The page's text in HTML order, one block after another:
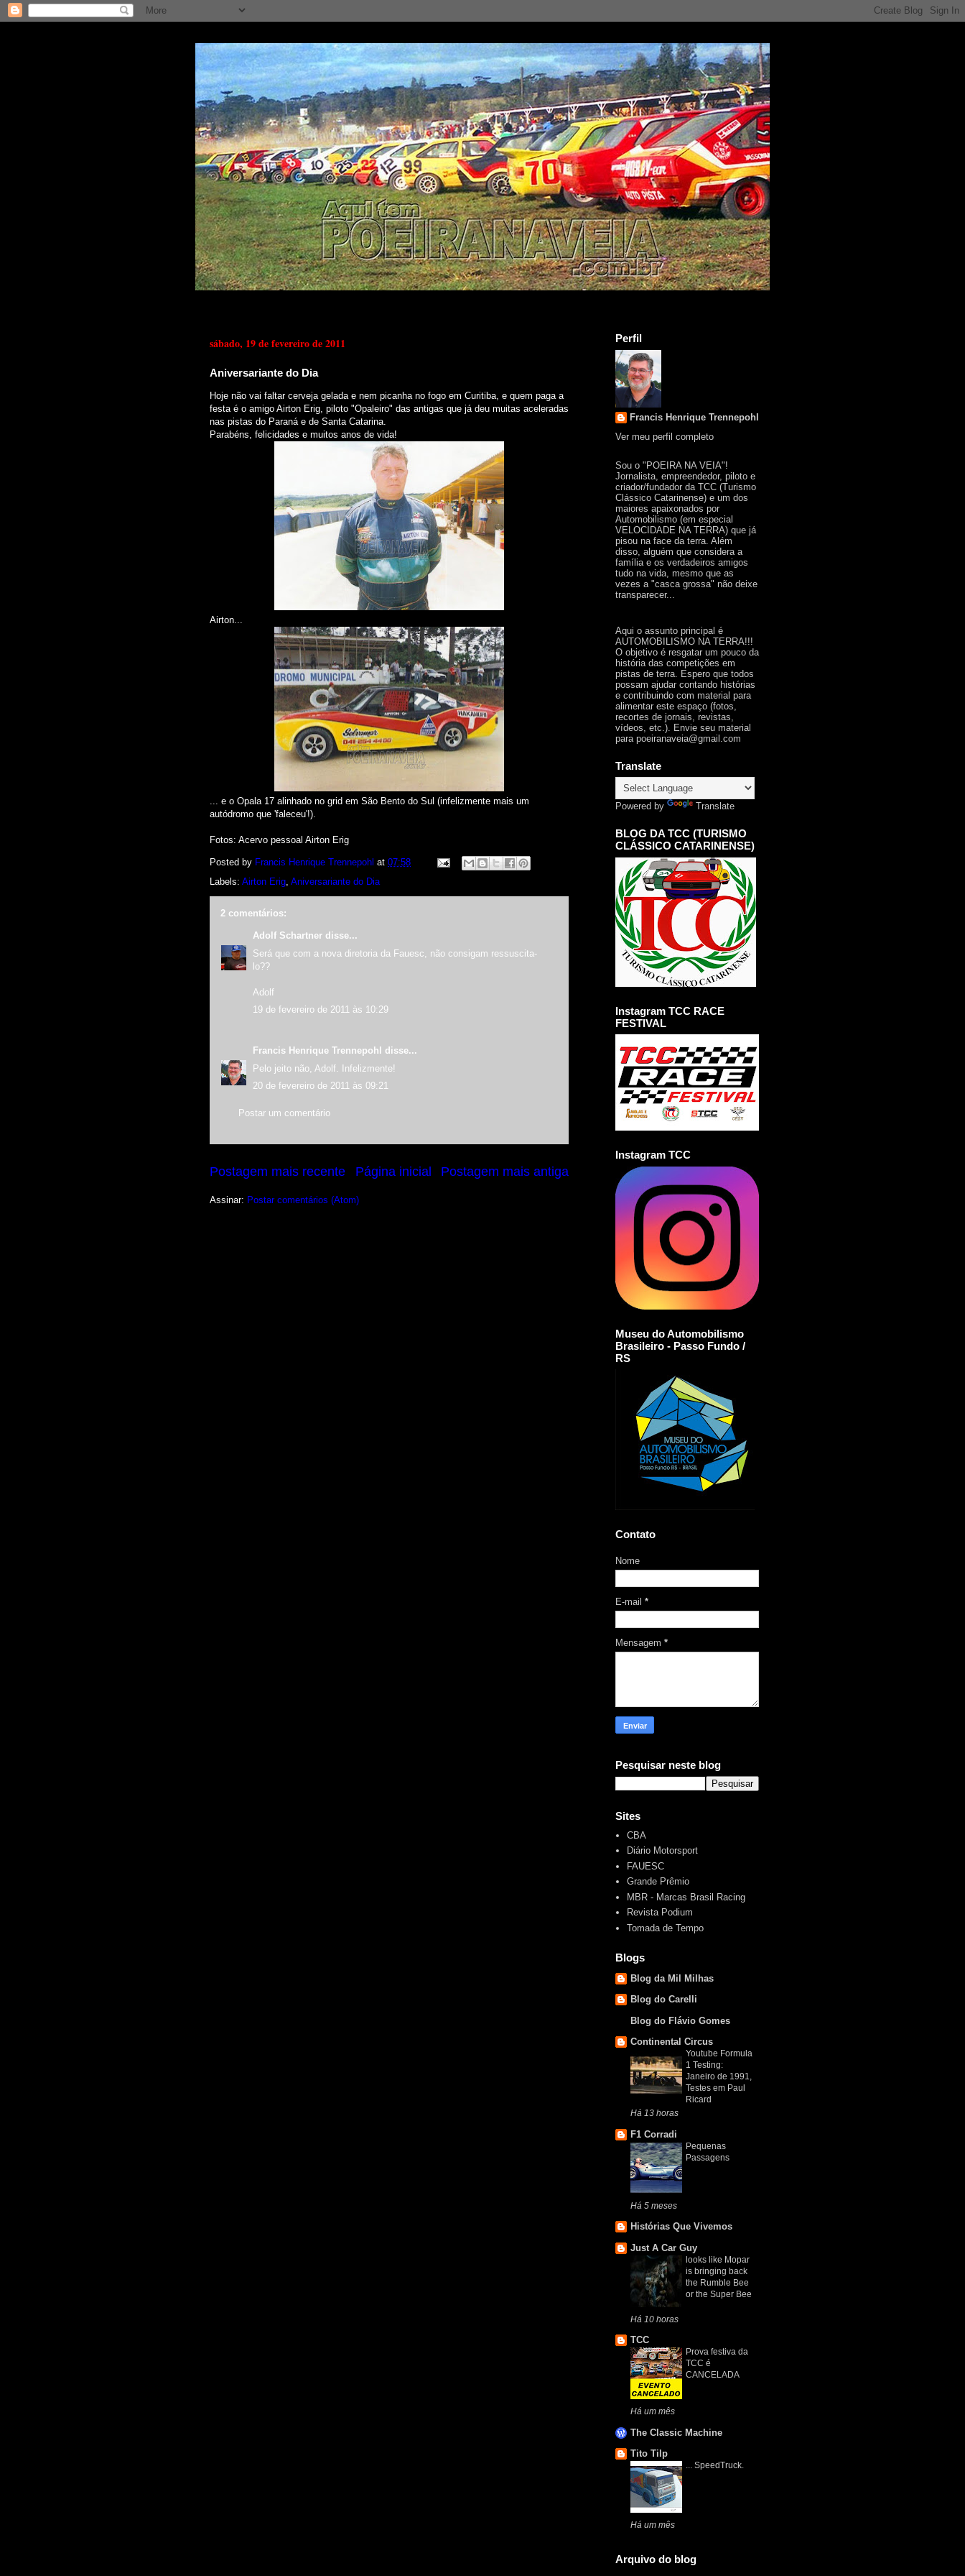
sábado, 19 de fevereiro de 2011
Aniversariante do Dia
Hoje não vai faltar cerveja gelada e nem picanha no fogo em Curitiba, e quem paga a
festa é o amigo Airton Erig, piloto "Opaleiro" das antigas que já deu muitas aceleradas
nas pistas do Paraná e de Santa Catarina.
Parabéns, felicidades e muitos anos de vida!
Airton...
... e o Opala 17 alinhado no grid em São Bento do Sul (infelizmente mais um
autódromo que 'faleceu'!).
Fotos: Acervo pessoal Airton Erig
Posted by Francis Henrique Trennepohl at 07:58
Labels: Airton Erig, Aniversariante do Dia
2 comentários:
Adolf Schartner disse...
Será que com a nova diretoria da Fauesc, não consigam ressuscita-
lo??
Adolf
19 de fevereiro de 2011 às 10:29
Francis Henrique Trennepohl
disse...
Pelo jeito não, Adolf. Infelizmente!
20 de fevereiro de 2011 às 09:21
Postar um comentário
Postagem mais recente Postagem mais antiga
Página inicial
Assinar: Postar comentários (Atom)
Perfil
Francis Henrique Trennepohl
Ver meu perfil completo
Sou o "POEIRA NA VEIA"!
Jornalista, empreendedor, piloto e
criador/fundador da TCC (Turismo
Clássico Catarinense) e um dos
maiores apaixonados por
Automobilismo (em especial
VELOCIDADE NA TERRA) que já
pisou na face da terra. Além
disso, alguém que considera a
família e os verdadeiros amigos
tudo na vida, mesmo que as
vezes a "casca grossa" não deixe
transparecer...
Aqui o assunto principal é
AUTOMOBILISMO NA TERRA!!!
O objetivo é resgatar um pouco da
história das competições em
pistas de terra. Espero que todos
possam ajudar contando histórias
e contribuindo com material para
alimentar este espaço (fotos,
recortes de jornais, revistas,
vídeos, etc.). Envie seu material
para poeiranaveia@gmail.com
Translate
Powered by Translate
BLOG DA TCC (TURISMO
CLÁSSICO CATARINENSE)
Instagram TCC RACE
FESTIVAL
Instagram TCC
Museu do Automobilismo
Brasileiro - Passo Fundo /
RS
Contato
Nome
E-mail *
Mensagem *
Pesquisar neste blog
Sites
CBA
Diário Motorsport
FAUESC
Grande Prêmio
MBR - Marcas Brasil Racing
Revista Podium
Tomada de Tempo
Blogs
Blog da Mil Milhas
Blog do Carelli
Blog do Flávio Gomes
Continental Circus
Youtube Formula
1 Testing:
Janeiro de 1991,
Testes em Paul
Ricard
Há 13 horas
F1 Corradi
Pequenas
Passagens
Há 5 meses
Histórias Que Vivemos
Just A Car Guy
looks like Mopar
is bringing back
the Rumble Bee
or the Super Bee
Há 10 horas
TCC
Prova festiva da
TCC é
CANCELADA
Há um mês
The Classic Machine
Tito Tilp
... SpeedTruck.
Há um mês
Arquivo do blog